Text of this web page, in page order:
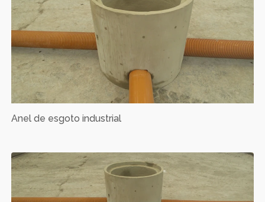
Anel de esgoto industrial